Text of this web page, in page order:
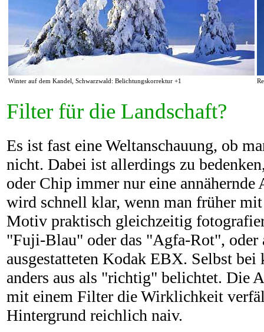
Winter auf dem Kandel, Schwarzwald: Belichtungskorrektur +1
Filter für die Landschaft?
Es ist fast eine Weltanschauung, ob
nicht. Dabei ist allerdings zu
oder Chip immer nur eine
wird schnell klar, wenn man früher
Motiv praktisch gleichzeitig
"Fuji-Blau" oder das "Agfa-Rot", oder
ausgestatteten Kodak EBX. Selbst
anders aus als "richtig" belichtet. Die
mit einem Filter die Wirklichkeit
Hintergrund reichlich naiv.